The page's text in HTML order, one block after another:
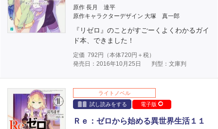
原作 長月 達平
原作キャラクターデザイン 大塚 真一郎
『リゼロ』のことがすごーくよくわかるガイ
ド本、できました！
定価 792 円（本体720円＋税）
発売日：2016年10月25日
判型：文庫判
ライトノベル
試し読みをする
電子版
Ｒｅ：ゼロから始める異世界生活１１